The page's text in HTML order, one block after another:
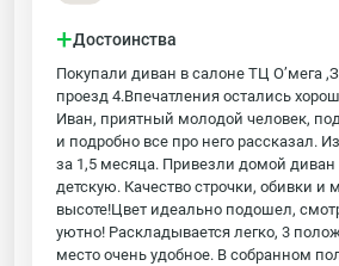
+Достоинства
Покупали диван в салоне ТЦ О’мега
проезд 4.Впечатления остались
Иван, приятный молодой человек,
и подробно все про него рассказал.
за 1,5 месяца. Привезли домой диван
детскую. Качество строчки, обивки и
высоте!Цвет идеально подошел,
уютно! Раскладывается легко, 3
место очень удобное. В собранном